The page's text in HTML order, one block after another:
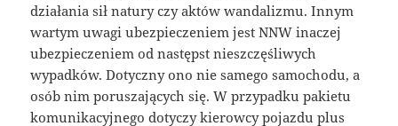
działania sił natury czy aktów wandalizmu. Innym
wartym uwagi ubezpieczeniem jest NNW inaczej
ubezpieczeniem od następst nieszczęśliwych
wypadków. Dotyczny ono nie samego samochodu, a
osób nim poruszających się. W przypadku pakietu
komunikacyjnego dotyczy kierowcy pojazdu plus